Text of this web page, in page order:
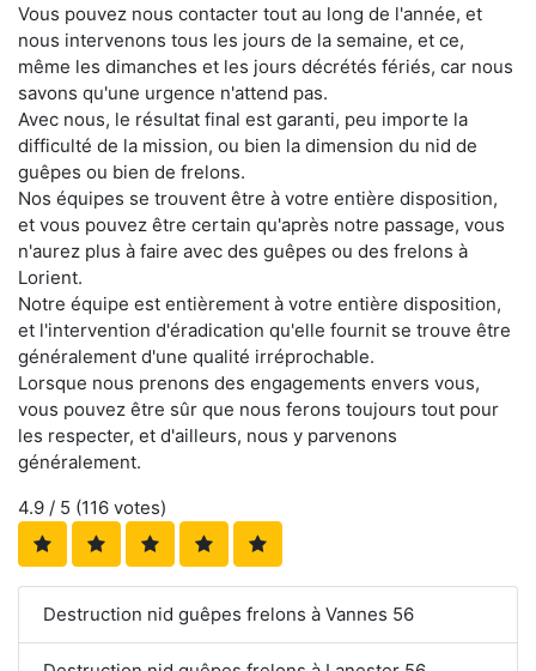
Vous pouvez nous contacter tout au long de l'année, et
nous intervenons tous les jours de la semaine, et ce,
même les dimanches et les jours décrétés fériés, car nous
savons qu'une urgence n'attend pas.
Avec nous, le résultat final est garanti, peu importe la
difficulté de la mission, ou bien la dimension du nid de
guêpes ou bien de frelons.
Nos équipes se trouvent être à votre entière disposition,
et vous pouvez être certain qu'après notre passage, vous
n'aurez plus à faire avec des guêpes ou des frelons à
Lorient.
Notre équipe est entièrement à votre entière disposition,
et l'intervention d'éradication qu'elle fournit se trouve être
généralement d'une qualité irréprochable.
Lorsque nous prenons des engagements envers vous,
vous pouvez être sûr que nous ferons toujours tout pour
les respecter, et d'ailleurs, nous y parvenons
généralement.
4.9 / 5 (116 votes)
Destruction nid guêpes frelons à Vannes 56